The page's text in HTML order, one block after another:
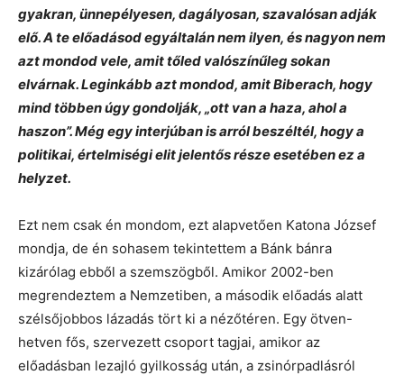
gyakran, ünnepélyesen, dagályosan, szavalósan adják
elő. A te előadásod egyáltalán nem ilyen, és nagyon nem
azt mondod vele, amit tőled valószínűleg sokan
elvárnak. Leginkább azt mondod, amit Biberach, hogy
mind többen úgy gondolják, „ott van a haza, ahol a
haszon”. Még egy interjúban is arról beszéltél, hogy a
politikai, értelmiségi elit jelentős része esetében ez a
helyzet.
Ezt nem csak én mondom, ezt alapvetően Katona József
mondja, de én sohasem tekintettem a Bánk bánra
kizárólag ebből a szemszögből. Amikor 2002-ben
megrendeztem a Nemzetiben, a második előadás alatt
szélsőjobbos lázadás tört ki a nézőtéren. Egy ötven-
hetven fős, szervezett csoport tagjai, amikor az
előadásban lezajló gyilkosság után, a zsinórpadlásról